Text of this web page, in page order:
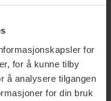
for
for å kunne tilby
å analysere tilgangen
for din bruk